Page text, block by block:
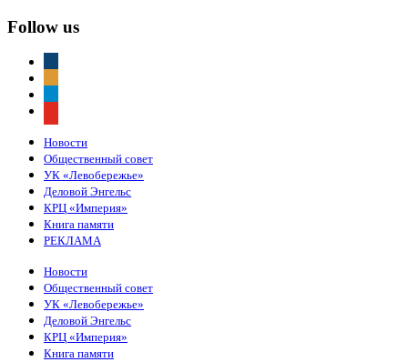
Follow us
Новости
Общественный совет
УК «Левобережье»
Деловой Энгельс
КРЦ «Империя»
Книга памяти
РЕКЛАМА
Новости
Общественный совет
УК «Левобережье»
Деловой Энгельс
КРЦ «Империя»
Книга памяти